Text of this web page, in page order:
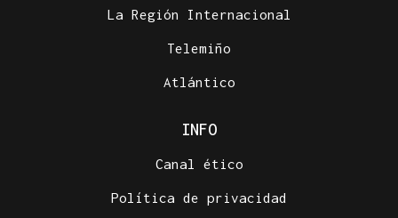
La Región Internacional
Telemiño
Atlántico
INFO
Canal ético
Política de privacidad